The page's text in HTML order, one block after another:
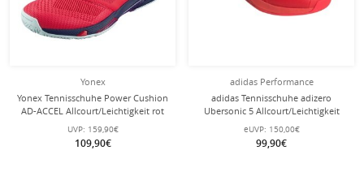
Yonex
Yonex Tennisschuhe Power Cushion
AD-ACCEL Allcourt/Leichtigkeit rot
Herren
UVP: 159,90€
109,90€
adidas Performance
adidas Tennisschuhe adizero
Ubersonic 5 Allcourt/Leichtigkeit
rot/weiss Herren
eUVP: 150,00€
99,90€